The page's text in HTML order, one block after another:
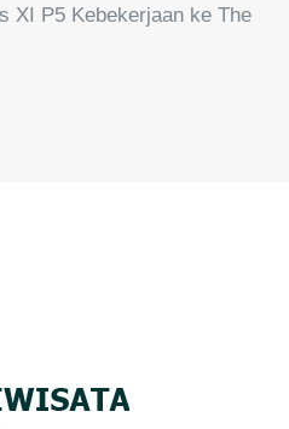
XI P5 Kebekerjaan ke The